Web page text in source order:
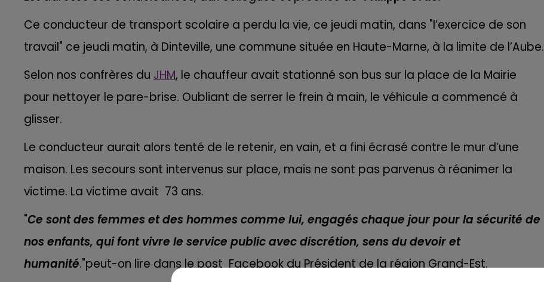
LE WEEK-END CHAMPAGNE FM LE WEEK-END CHAMPAGNE FM
Ce conducteur de transport scolaire a perdu la vie, ce jeudi matin, dans "l’exercice de son
travail" ce jeudi matin, à Dinteville, une commune située en Haute-Marne, à la limite de l’Aube.
Selon nos confrères du JHM, le chauffeur avait stationné son bus sur la place de la Mairie
pour nettoyer le pare-brise. Oubliant de serrer le frein à main, le véhicule a commencé à
glisser.
Le conducteur aurait alors tenté de le retenir, en vain, et a fini écrasé contre le mur d’une
maison. Les secours sont intervenus sur place, mais ne sont pas parvenus à réanimer la
victime. La victime avait 73 ans.
"Ce sont des femmes et des hommes comme lui, engagés chaque jour pour la sécurité de
nos enfants, qui font vivre le service public avec discrétion, sens du devoir et
humanité."peut-on lire dans le post Facebook du Président de la région Grand-Est.
FM LE WEEK-END CHAMPAGNE FM
16h00 - 20h00
LE WEEK-END CHAMPAGNE FM